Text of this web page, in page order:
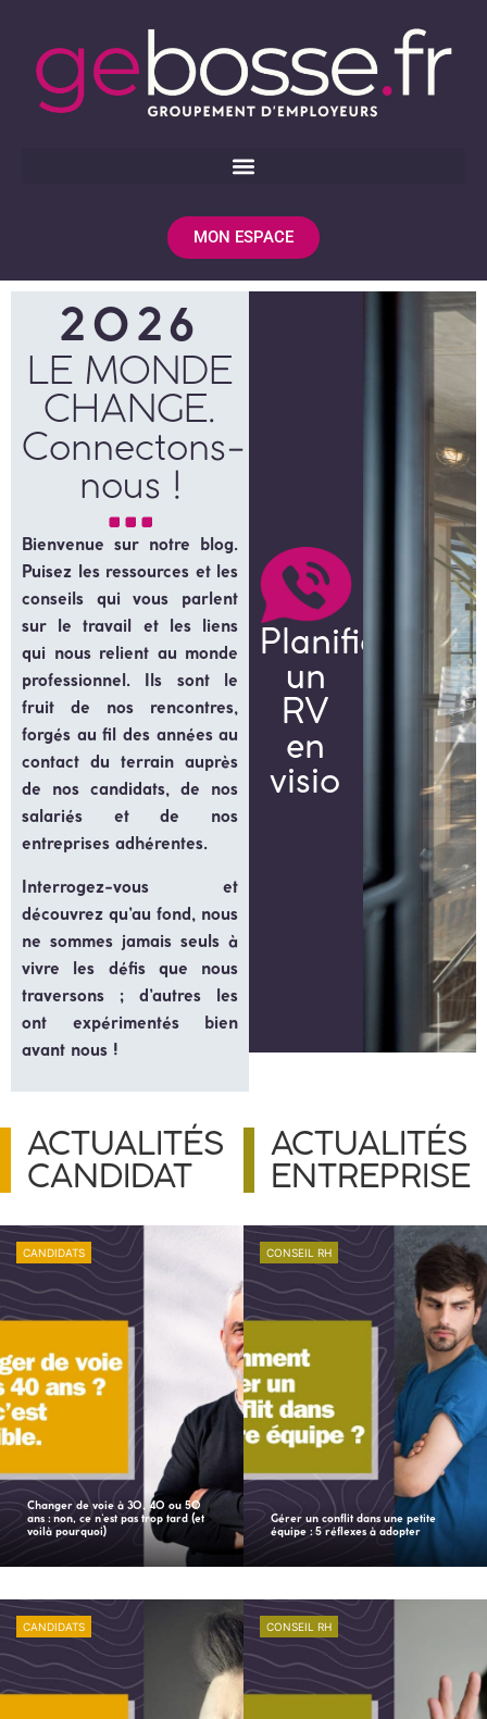
MON ESPACE
2026
LE MONDE
CHANGE.
Connectons-
nous !
Bienvenue sur notre blog.
Puisez les ressources et les
conseils qui vous parlent
sur le travail et les liens
qui nous relient au monde
professionnel. Ils sont le
fruit de nos rencontres,
forgés au fil des années au
contact du terrain auprès
de nos candidats, de nos
salariés et de nos
entreprises adhérentes.
Interrogez-vous et
découvrez qu’au fond, nous
ne sommes jamais seuls à
vivre les défis que nous
traversons ; d’autres les
ont expérimentés bien
avant nous !
Planifiez
un
RV
en
visio
ACTUALITÉS
CANDIDAT
Changer de voie à 30, 40 ou 50
ans : non, ce n’est pas trop tard (et
voilà pourquoi)
CANDIDATS
CANDIDATS
ACTUALITÉS
ENTREPRISE
Gérer un conflit dans une petite
équipe : 5 réflexes à adopter
CONSEIL RH
CONSEIL RH